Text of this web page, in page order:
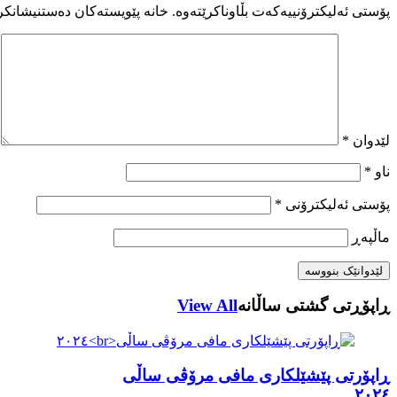
پۆستی ئەلیکترۆنییەکەت بڵاوناکرێتەوە. خانە پێویستەکان
لێدوان *
ناو *
پۆستی ئەلیکترۆنی *
ماڵپه‌ڕ
ڕاپۆڕتی گشتی ساڵانهView All
ڕاپۆرتی پێشێلکاری مافی مرۆڤی ساڵی